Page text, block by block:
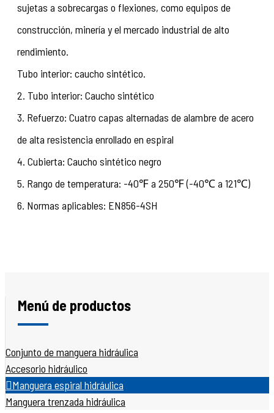
sujetas a sobrecargas o flexiones, como equipos de
construcción, minería y el mercado industrial de alto
rendimiento.
Tubo interior: caucho sintético.
2. Tubo interior: Caucho sintético
3. Refuerzo: Cuatro capas alternadas de alambre de acero
de alta resistencia enrollado en espiral
4. Cubierta: Caucho sintético negro
5. Rango de temperatura: -40℉ a 250℉ (-40℃ a 121℃)
6. Normas aplicables: EN856-4SH
Menú de productos
Conjunto de manguera hidráulica
Accesorio hidráulico
Manguera espiral hidráulica
Manguera trenzada hidráulica